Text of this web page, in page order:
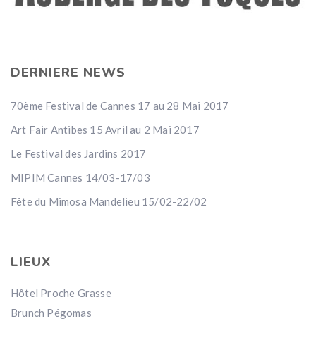
DERNIERE NEWS
70ème Festival de Cannes 17 au 28 Mai 2017
Art Fair Antibes 15 Avril au 2 Mai 2017
Le Festival des Jardins 2017
MIPIM Cannes 14/03-17/03
Fête du Mimosa Mandelieu 15/02-22/02
LIEUX
Hôtel Proche Grasse
Brunch Pégomas